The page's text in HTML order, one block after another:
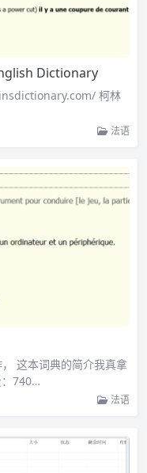
Dictionary
柯林
法语
这本词典的简介我真拿
：740…
法语